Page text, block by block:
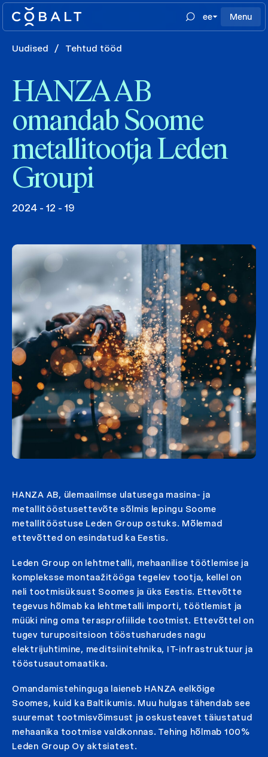
ee Menu
Uudised / Tehtud tööd
HANZA AB
omandab Soome
metallitootja Leden
Groupi
2024 - 12 - 19
HANZA AB, ülemaailmse ulatusega masina- ja
metallitööstusettevõte sõlmis lepingu Soome
metallitööstuse Leden Group ostuks. Mõlemad
ettevõtted on esindatud ka Eestis.
Leden Group on lehtmetalli, mehaanilise töötlemise ja
kompleksse montaažitööga tegelev tootja, kellel on
neli tootmisüksust Soomes ja üks Eestis. Ettevõtte
tegevus hõlmab ka lehtmetalli importi, töötlemist ja
müüki ning oma terasprofiilide tootmist. Ettevõttel on
tugev turupositsioon tööstusharudes nagu
elektrijuhtimine, meditsiinitehnika, IT-infrastruktuur ja
tööstusautomaatika.
Omandamistehinguga laieneb HANZA eelkõige
Soomes, kuid ka Baltikumis. Muu hulgas tähendab see
suuremat tootmisvõimsust ja oskusteavet täiustatud
mehaanika tootmise valdkonnas. Tehing hõlmab 100%
Leden Group Oy aktsiatest.